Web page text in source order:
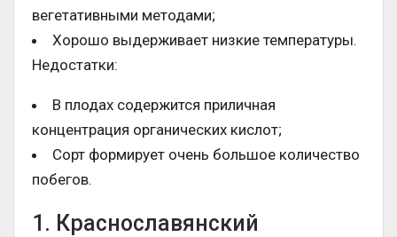
вегетативными методами;
Хорошо выдерживает низкие температуры.
Недостатки:
В плодах содержится приличная
концентрация органических кислот;
Сорт формирует очень большое количество
побегов.
1. Краснославянский